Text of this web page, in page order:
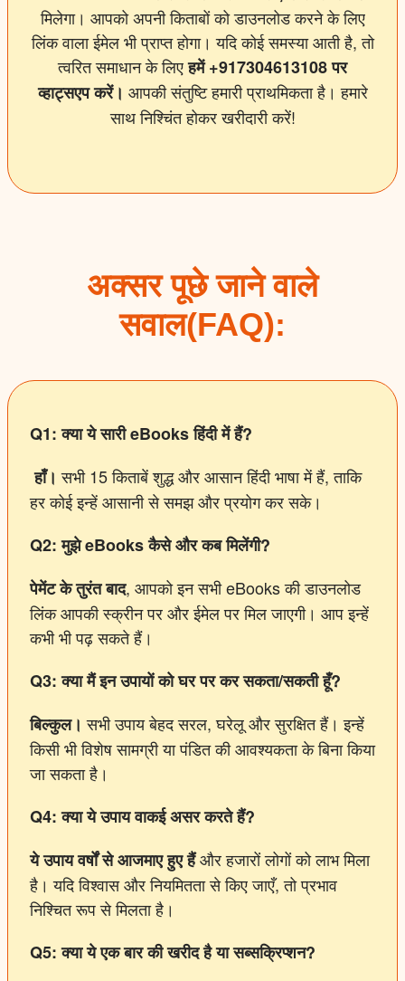
मिलेगा। आपको अपनी किताबों को डाउनलोड करने के लिए
लिंक वाला ईमेल भी प्राप्त होगा। यदि कोई समस्या आती है, तो
त्वरित समाधान के लिएहमें +917304613108 पर
व्हाट्सएप करें। आपकी संतुष्टि हमारी प्राथमिकता है। हमारे
साथ निश्चिंत होकर खरीदारी करें!
अक्सर पूछे जाने वाले
सवाल(FAQ):
Q1:क्यायेसारी eBooksहिंदीमेंहैं?
हाँ। सभी 15 किताबें शुद्ध और आसान हिंदी भाषा में हैं, ताकि
हर कोई इन्हें आसानी से समझ और प्रयोग कर सके।
Q2:मुझे eBooksकैसेऔरकबमिलेंगी?
पेमेंटकेतुरंतबाद, आपको इन सभी eBooks की डाउनलोड
लिंक आपकी स्क्रीन पर और ईमेल पर मिल जाएगी। आप इन्हें
कभी भी पढ़ सकते हैं।
Q3:क्यामैंइनउपायोंकोघरपरकरसकता/सकतीहूँ?
बिल्कुल। सभी उपाय बेहद सरल, घरेलू और सुरक्षित हैं। इन्हें
किसी भी विशेष सामग्री या पंडित की आवश्यकता के बिना किया
जा सकता है।
Q4:क्यायेउपायवाकईअसरकरतेहैं?
येउपायवर्षोंसेआजमाएहुएहैंऔर हजारों लोगों को लाभ मिला
है। यदि विश्वास और नियमितता से किए जाएँ, तो प्रभाव
निश्चित रूप से मिलता है।
Q5:क्यायेएकबारकीखरीदहैयासब्सक्रिप्शन?